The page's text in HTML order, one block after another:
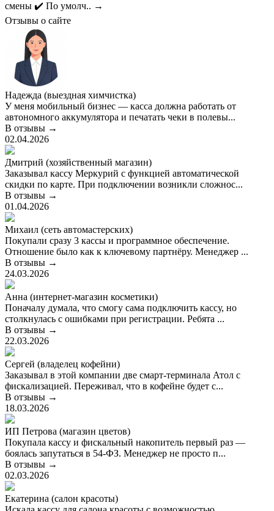
смены ✔️ По умолч.. →
Отзывы о сайте
Надежда (выездная химчистка)
У меня мобильный бизнес — касса должна работать от
автономного аккумулятора и печатать чеки в полевы...
В отзывы →
02.04.2026
Дмитрий (хозяйственный магазин)
Заказывал кассу Меркурий с функцией автоматической
скидки по карте. При подключении возникли сложнос...
В отзывы →
01.04.2026
Михаил (сеть автомастерских)
Покупали сразу 3 кассы и программное обеспечение.
Отношение было как к ключевому партнёру. Менеджер ...
В отзывы →
24.03.2026
Анна (интернет-магазин косметики)
Поначалу думала, что смогу сама подключить кассу, но
столкнулась с ошибками при регистрации. Ребята ...
В отзывы →
22.03.2026
Сергей (владелец кофейни)
Заказывал в этой компании две смарт-терминала Атол с
фискализацией. Переживал, что в кофейне будет с...
В отзывы →
18.03.2026
ИП Петрова (магазин цветов)
Покупала кассу и фискальный накопитель первый раз —
боялась запутаться в 54-ФЗ. Менеджер не просто п...
В отзывы →
02.03.2026
Екатерина (салон красоты)